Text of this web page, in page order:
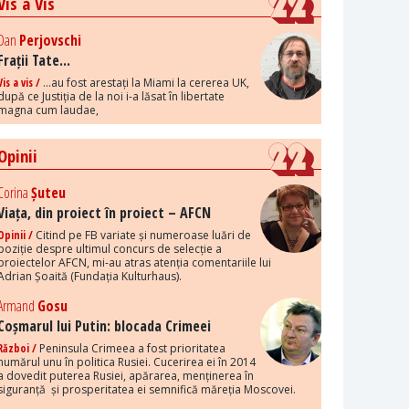
Perjovschi
Tate...
a vis / ...au fost arestați la Miami la cererea UK,
ce Justiția de la noi i-a lăsat în libertate
cum laudae,
Șuteu
din proiect în proiect – AFCN
/ Citind pe FB variate și numeroase luări de
despre ultimul concurs de selecție a
AFCN, mi-au atras atenția comentariile lui
Șoaită (Fundația Kulturhaus).
Gosu
lui Putin: blocada Crimeei
/ Peninsula Crimeea a fost prioritatea
unu în politica Rusiei. Cucerirea ei în 2014
dovedit puterea Rusiei, apărarea, menținerea în
și prosperitatea ei semnifică măreția Moscovei.